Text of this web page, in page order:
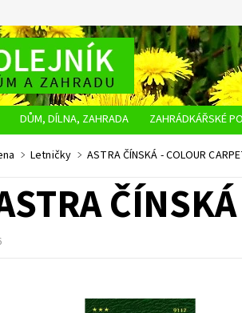
DŮM, DÍLNA, ZAHRADA ZAHRÁDKÁŘSKÉ
OBCHODNÍ PODMÍNKY OCHRANA OSOBNÍCH
Letničky ASTRA ČÍNSKÁ - COLOUR